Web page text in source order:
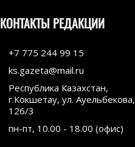
КОНТАКТЫ РЕДАКЦИИ
+7 775 244 99 15
ks.gazeta@mail.ru
Республика Казахстан,
г.Кокшетау, ул. Ауельбекова,
126/3
пн-пт, 10.00 - 18.00 (офис)